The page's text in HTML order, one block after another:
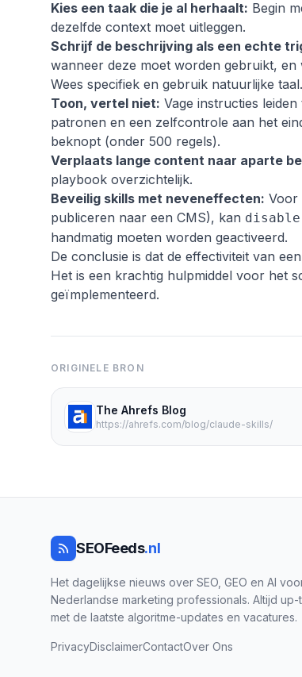
Kies een taak die je al herhaalt: Begin
dezelfde context moet uitleggen.
Schrijf de beschrijving als een echte
wanneer deze moet worden gebruikt,
Wees specifiek en gebruik natuurlijke taal.
Toon, vertel niet: Vage instructies
patronen en een zelfcontrole aan het
beknopt (onder 500 regels).
Verplaats lange content naar aparte
playbook overzichtelijk.
Beveilig skills met neveneffecten: Voor
publiceren naar een CMS), kan
handmatig moeten worden geactiveerd.
De conclusie is dat de effectiviteit van
Het is een krachtig hulpmiddel voor het
geïmplementeerd.
ORIGINELE BRON
The Ahrefs Blog
https://ahrefs.com/blog/claude-skills/
SEOFeeds.nl
Het dagelijkse nieuws over SEO, GEO en AI
Nederlandse marketing professionals. Altijd
met de laatste algoritme-updates en vacatures.
PrivacyDisclaimerContactOver Ons